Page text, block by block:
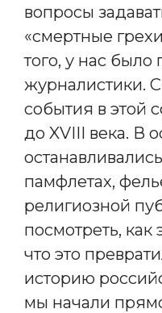
вопросы
«смертные
того, у нас было
журналистики.
события в этой
до XVIII века. В
памфлетах,
религиозной
посмотреть,
что это
историю
мы начали